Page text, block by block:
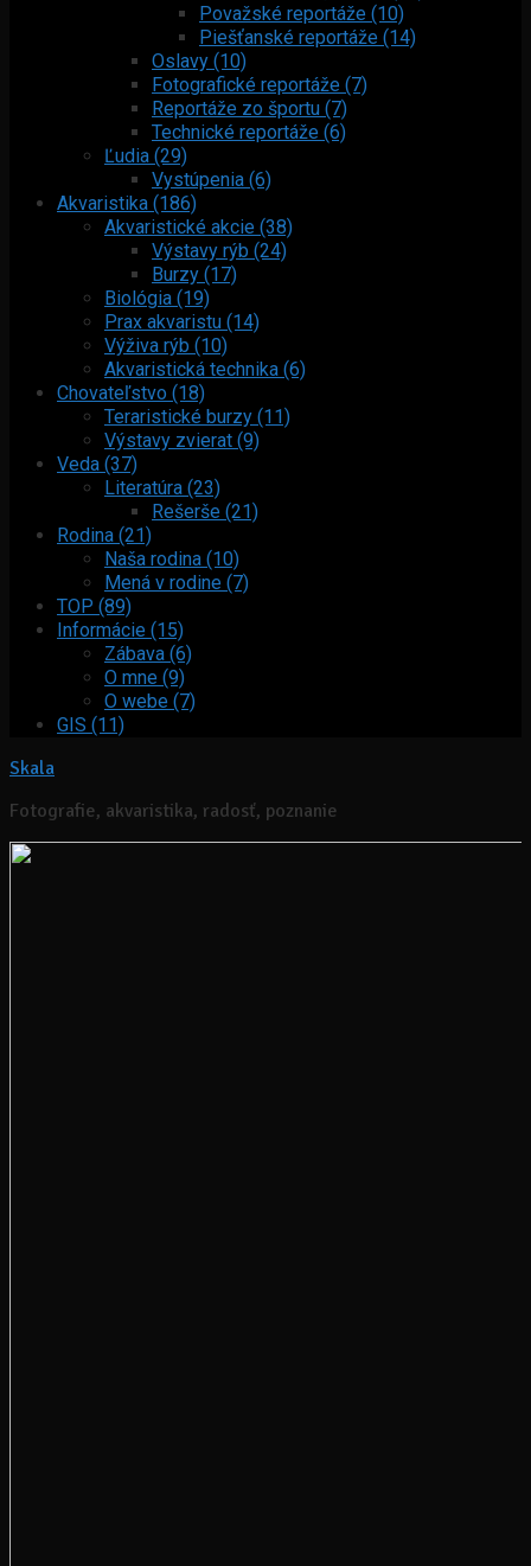
Považské reportáže (10)
Piešťanské reportáže (14)
Oslavy (10)
Fotografické reportáže (7)
Reportáže zo športu (7)
Technické reportáže (6)
Ľudia (29)
Vystúpenia (6)
Akvaristika (186)
Akvaristické akcie (38)
Výstavy rýb (24)
Burzy (17)
Biológia (19)
Prax akvaristu (14)
Výživa rýb (10)
Akvaristická technika (6)
Chovateľstvo (18)
Teraristické burzy (11)
Výstavy zvierat (9)
Veda (37)
Literatúra (23)
Rešerše (21)
Rodina (21)
Naša rodina (10)
Mená v rodine (7)
TOP (89)
Informácie (15)
Zábava (6)
O mne (9)
O webe (7)
GIS (11)
Skala
Fotografie, akvaristika, radosť, poznanie